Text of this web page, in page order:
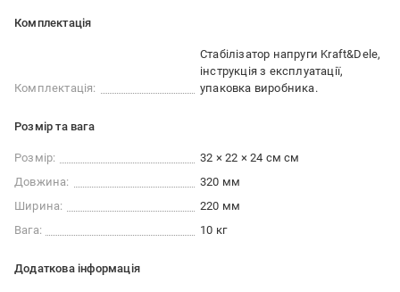
Комплектація
Комплектація:
Стабілізатор напруги Kraft&Dele,
інструкція з експлуатації,
упаковка виробника.
Розмір та вага
Розмір:
32 × 22 × 24 см см
Довжина:
320 мм
Ширина:
220 мм
Вага:
10 кг
Додаткова інформація